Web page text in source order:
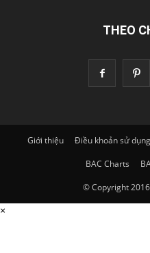
THEO
Giới thiệu Điều khoản sử dụng
BAC Charts
© Copyright
×